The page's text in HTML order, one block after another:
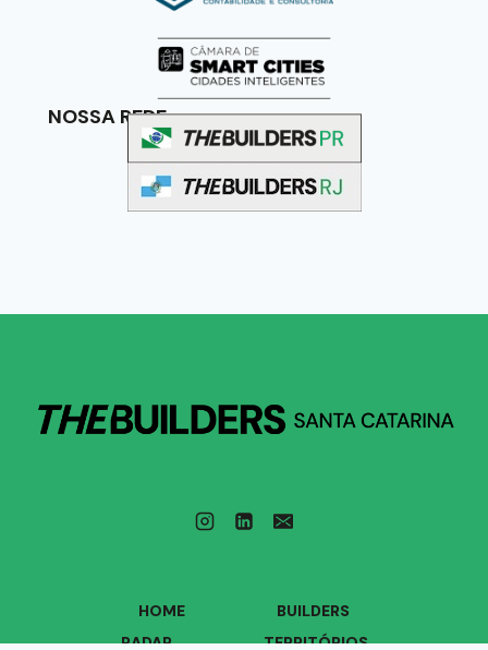
NOSSA REDE
HOME
BUILDERS
RADAR
TERRITÓRIOS